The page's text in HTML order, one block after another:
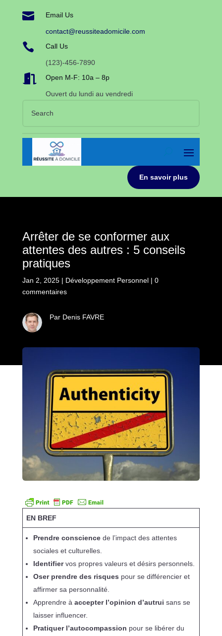
 Email Us
contact@reussiteadomicile.com
 Call Us
(123)-456-7890
 Open M-F: 10a – 8p
Ouvert du lundi au vendredi
En savoir plus
Arrêter de se conformer aux
attentes des autres : 5 conseils
pratiques
Jan 2, 2025| Développement Personnel| 0
commentaires
Par Denis FAVRE
EN BREF
Prendre consciencede l’impact des attentes
sociales et culturelles.
Identifiervos propres valeurs et désirs personnels.
Oser prendre des risques pour se différencier et
affirmer sa personnalité.
Apprendre à accepter l’opinion d’autrui sans se
laisser influencer.
Pratiquer l’autocompassion pour se libérer du